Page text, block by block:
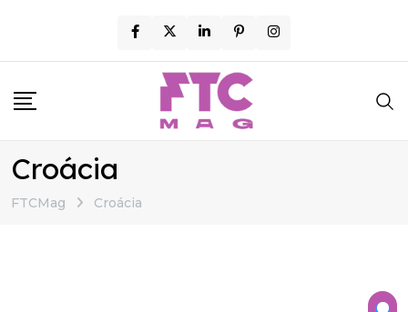
content
Croácia
FTCMag Croácia